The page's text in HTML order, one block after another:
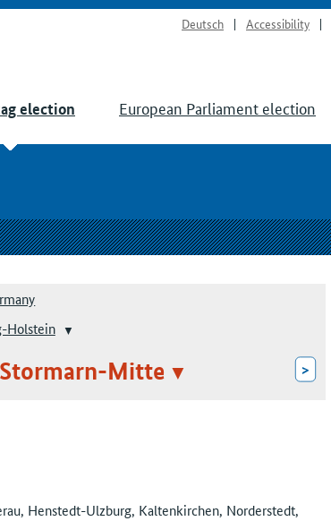
Deutsch Accessibility
election European Parliament election
Holstein
Stormarn-Mitte >
Henstedt-Ulzburg, Kaltenkirchen, Norderstedt,